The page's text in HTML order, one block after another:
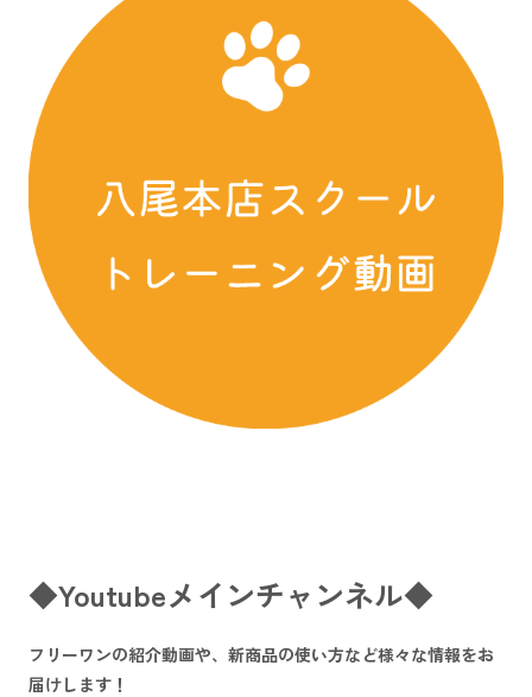
◆Youtubeメインチャンネル◆
フリーワンの紹介動画や、新商品の使い方など様々な情報をお
届けします！